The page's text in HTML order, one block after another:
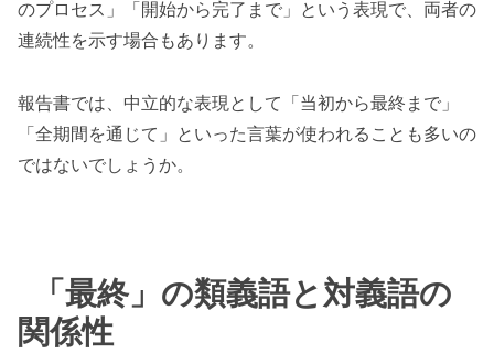
のプロセス」「開始から完了まで」という表現で、両者の
連続性を示す場合もあります。
報告書では、中立的な表現として「当初から最終まで」
「全期間を通じて」といった言葉が使われることも多いの
ではないでしょうか。
「最終」の類義語と対義語の
関係性